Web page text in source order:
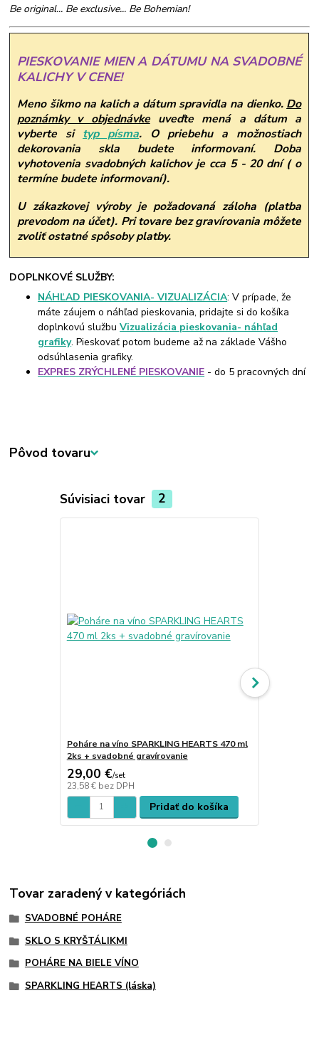
Be original... Be exclusive... Be Bohemian!
PIESKOVANIE MIEN A DÁTUMU NA SVADOBNÉ
KALICHY V CENE!
Meno šikmo na kalich a dátum spravidla na dienko. Do
poznámky v objednávkeuveďte mená a dátum a
vyberte si typ písma. O priebehu a možnostiach
dekorovania skla budete informovaní. Doba
vyhotovenia svadobných kalichov je cca 5 - 20 dní ( o
termíne budete informovaní).
U zákazkovej výroby je požadovaná záloha (platba
prevodom na účet). Pri tovare bez gravírovania môžete
zvoliť ostatné spôsoby platby.
DOPLNKOVÉ SLUŽBY:
NÁHĽAD PIESKOVANIA- VIZUALIZÁCIA: V prípade, že
máte záujem o náhľad pieskovania, pridajte si do košíka
doplnkovú službuVizualizácia pieskovania- náhľad
grafiky. Pieskovať potom budeme až na základe Vášho
odsúhlasenia grafiky.
EXPRES ZRÝCHLENÉ PIESKOVANIE - do 5 pracovných dní
Pôvod tovaru
Súvisiaci tovar 2
Poháre na víno SPARKLING HEARTS 470 ml
2ks + svadobné gravírovanie
29,00 €/set
23,58 € bez DPH
Pridať do košíka
Tovar zaradený v kategóriách
SVADOBNÉ POHÁRE
SKLO S KRYŠTÁLIKMI
POHÁRE NA BIELE VÍNO
SPARKLING HEARTS (láska)